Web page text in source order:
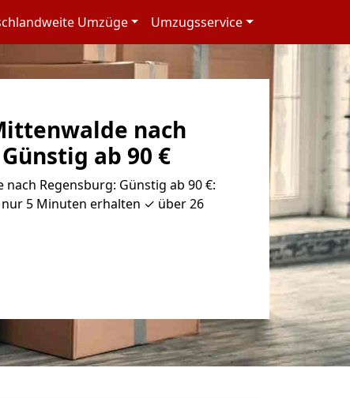
Umzüge Umzugsservice
nach
ab 90 €
Regensburg: Günstig ab 90 €:
5 Minuten erhalten ✓ über 26